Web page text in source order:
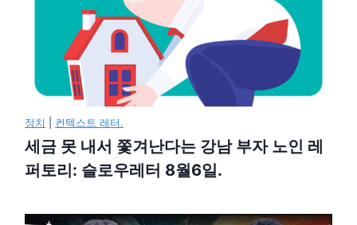
정치 컨텍스트 레터.
세금 못 내서 쫓겨난다는 강남 부자 노인 레
퍼토리: 슬로우레터 8월6일.